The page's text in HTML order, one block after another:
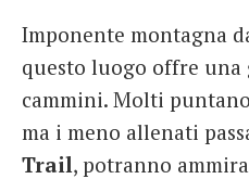
Imponente montagna
questo luogo offre
cammini. Molti
ma i meno allenati
Trail, potranno